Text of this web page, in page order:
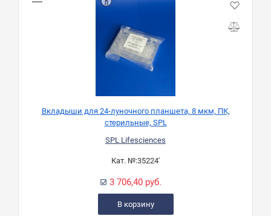
Вкладыши для 24-луночного планшета, 8 мкм, ПК,
стерильные, SPL
SPL Lifesciences
Кат. №:35224'
3 706,40 руб.
В корзину